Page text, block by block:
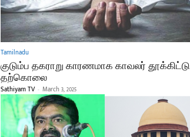
Tamilnadu
குடும்ப தகராறு காரணமாக காவலர் தூக்கிட்டு
தற்கொலை
Sathiyam TV - March 3, 2025